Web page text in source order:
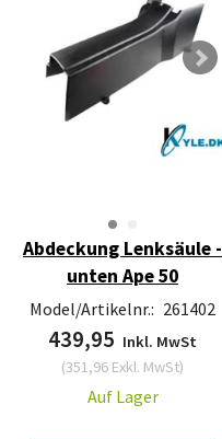
Abdeckung Lenksäule -
unten Ape 50
Model/Artikelnr.: 261402
439,95 Inkl. MwSt
(351,96 Exkl. MwSt)
Auf Lager